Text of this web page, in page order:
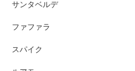
サンタベルデ
ファファラ
スパイク